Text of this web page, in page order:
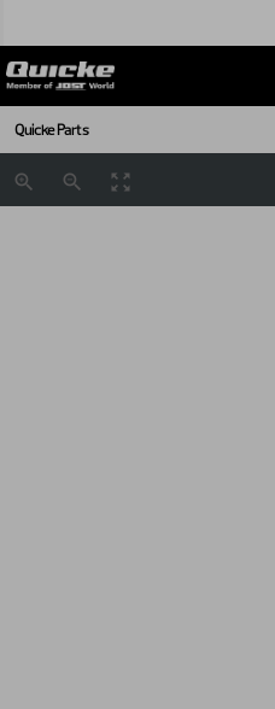
Quicke Parts